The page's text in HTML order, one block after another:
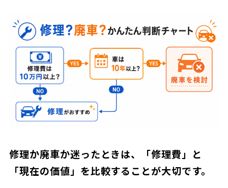
修理か廃車か迷ったときは、「修理費」と
「現在の価値」を比較することが大切です。